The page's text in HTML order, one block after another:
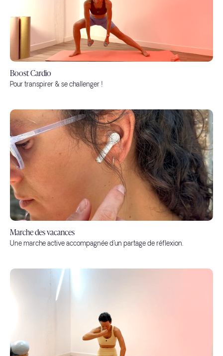
Boost Cardio
Pour transpirer & se challenger !
Marche des vacances
Une marche active accompagnée d'un partage de réflexion.